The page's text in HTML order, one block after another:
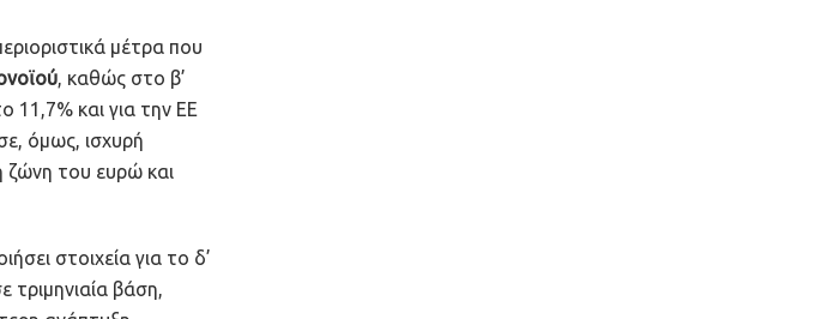
μέτρα που
, καθώς στο β’
και για την ΕΕ
όμως, ισχυρή
ζώνη του ευρώ και
στοιχεία για το δ’
βάση,